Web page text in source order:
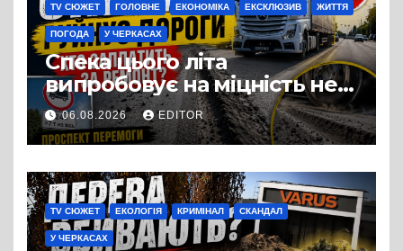
TV СЮЖЕТ ГОЛОВНЕ ЕКОНОМІКА ЕКСКЛЮЗИВ ЖИТТЯ
ПОГОДА У ЧЕРКАСАХ
Спека цього літа
випробовує на міцність не
лише людей, а й дороги
Черкас
06.08.2026 EDITOR
TV СЮЖЕТ ЕКОЛОГІЯ КРИМІНАЛ СКАНДАЛ
У ЧЕРКАСАХ